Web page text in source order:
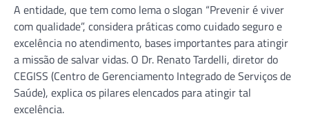
A entidade, que tem como lema o slogan “Prevenir é viver
com qualidade”, considera práticas como cuidado seguro e
excelência no atendimento, bases importantes para atingir
a missão de salvar vidas. O Dr. Renato Tardelli, diretor do
CEGISS (Centro de Gerenciamento Integrado de Serviços de
Saúde), explica os pilares elencados para atingir tal
excelência.